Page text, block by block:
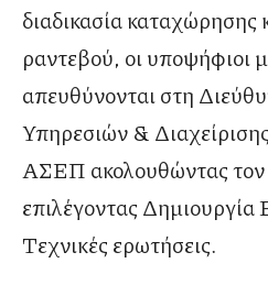
διαδικασία καταχώρησης
ραντεβού, οι υποψήφιοι
απευθύνονται στη
Υπηρεσιών &
ΑΣΕΠ ακολουθώντας τον
επιλέγοντας
Τεχνικές ερωτήσεις.